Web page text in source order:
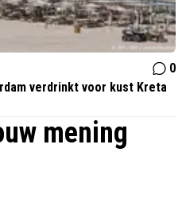
0
verdrinkt voor kust Kreta
mening